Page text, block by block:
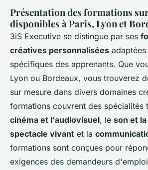
Présentation des formations
disponibles à Paris, Lyon et
3iS Executive se distingue par ses
créatives personnalisées
spécifiques des apprenants. Que
Lyon ou Bordeaux, vous trouverez
sur mesure dans divers domaines
formations couvrent des spécialités
cinéma et l'audiovisuel, le son et
spectacle vivant et la
formations sont conçues pour
exigences des demandeurs